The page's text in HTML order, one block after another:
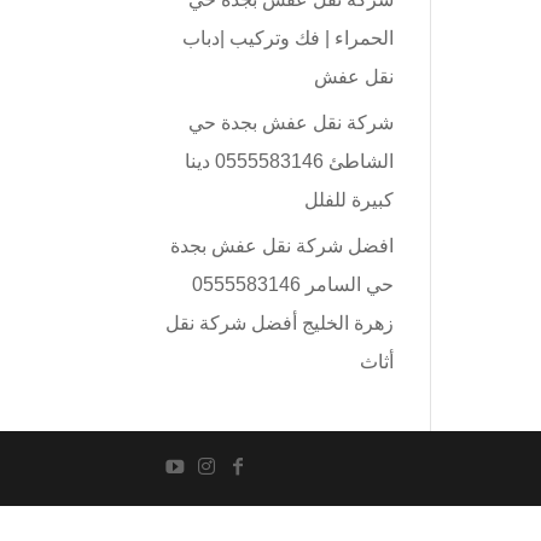
الحمراء | فك وتركيب |دباب
نقل عفش
شركة نقل عفش بجدة حي
الشاطئ 0555583146 دينا
كبيرة للفلل
افضل شركة نقل عفش بجدة
حي السامر 0555583146
زهرة الخليج أفضل شركة نقل
أثاث